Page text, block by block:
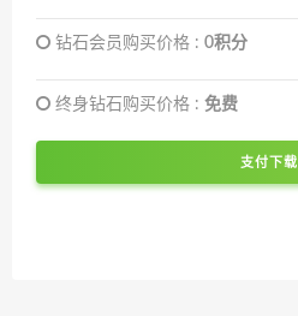
钻石会员购买价格 : 0积分
终身钻石购买价格 : 免费
支付下载